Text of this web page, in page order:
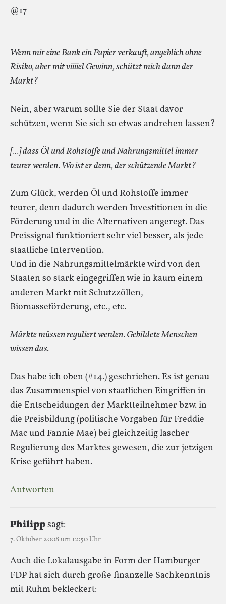
@17
Wenn mir eine Bank ein Papier verkauft, angeblich ohne
Risiko, aber mit viiiiel Gewinn, schützt mich dann der
Markt?
Nein, aber warum sollte Sie der Staat davor
schützen, wenn Sie sich so etwas andrehen lassen?
[…] dass Öl und Rohstoffe und Nahrungsmittel immer
teurer werden. Wo ist er denn, der schützende Markt?
Zum Glück, werden Öl und Rohstoffe immer
teurer, denn dadurch werden Investitionen in die
Förderung und in die Alternativen angeregt. Das
Preissignal funktioniert sehr viel besser, als jede
staatliche Intervention.
Und in die Nahrungsmittelmärkte wird von den
Staaten so stark eingegriffen wie in kaum einem
anderen Markt mit Schutzzöllen,
Biomasseförderung, etc., etc.
Märkte müssen reguliert werden. Gebildete Menschen
wissen das.
Das habe ich oben (#14.) geschrieben. Es ist genau
das Zusammenspiel von staatlichen Eingriffen in
die Entscheidungen der Marktteilnehmer bzw. in
die Preisbildung (politische Vorgaben für Freddie
Mac und Fannie Mae) bei gleichzeitig lascher
Regulierung des Marktes gewesen, die zur jetzigen
Krise geführt haben.
Antworten
Philippsagt:
7. Oktober 2008 um 12:50 Uhr
Auch die Lokalausgabe in Form der Hamburger
FDP hat sich durch große finanzelle Sachkenntnis
mit Ruhm bekleckert: